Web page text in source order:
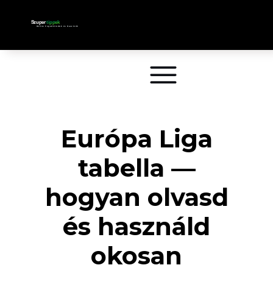
Európa Liga
tabella —
hogyan olvasd
és használd
okosan